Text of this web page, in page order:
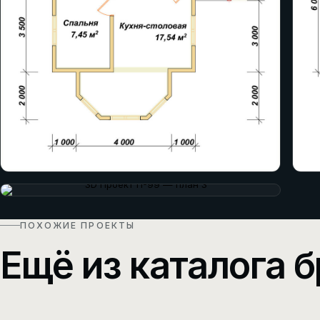
ПОХОЖИЕ ПРОЕКТЫ
Ещё из каталога